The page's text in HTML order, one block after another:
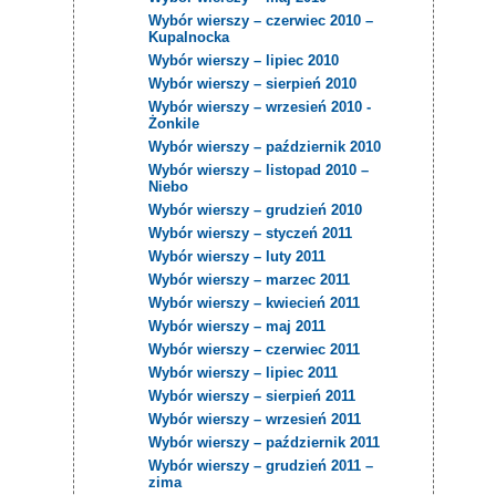
Wybór wierszy – czerwiec 2010 –
Kupalnocka
Wybór wierszy – lipiec 2010
Wybór wierszy – sierpień 2010
Wybór wierszy – wrzesień 2010 -
Żonkile
Wybór wierszy – październik 2010
Wybór wierszy – listopad 2010 –
Niebo
Wybór wierszy – grudzień 2010
Wybór wierszy – styczeń 2011
Wybór wierszy – luty 2011
Wybór wierszy – marzec 2011
Wybór wierszy – kwiecień 2011
Wybór wierszy – maj 2011
Wybór wierszy – czerwiec 2011
Wybór wierszy – lipiec 2011
Wybór wierszy – sierpień 2011
Wybór wierszy – wrzesień 2011
Wybór wierszy – październik 2011
Wybór wierszy – grudzień 2011 –
zima